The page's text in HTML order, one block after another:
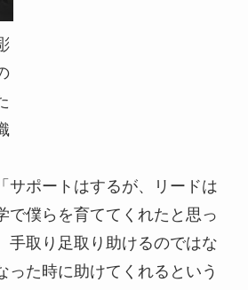
サポートはするが、リードは
で僕らを育ててくれたと思っ
手取り足取り助けるのではな
った時に助けてくれるという